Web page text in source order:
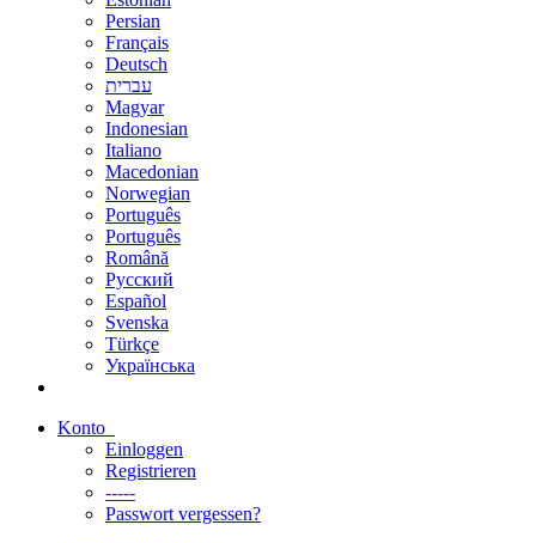
Persian
Français
Deutsch
עברית
Magyar
Indonesian
Italiano
Macedonian
Norwegian
Português
Português
Română
Русский
Español
Svenska
Türkçe
Українська
Konto
Einloggen
Registrieren
-----
Passwort vergessen?